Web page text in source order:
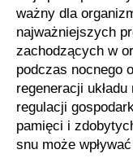
ważny dla
najważniejszych
zachodzących w
podczas nocnego
regeneracji
regulacji
pamięci i
snu może